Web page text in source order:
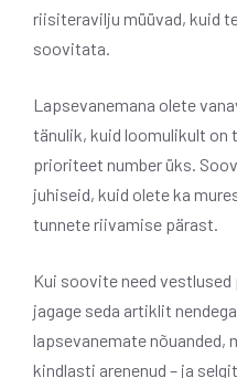
riisiteravilju müüvad, kuid
soovitata.
Lapsevanemana olete
tänulik, kuid loomulikult on
prioriteet number üks.
juhiseid, kuid olete ka
tunnete riivamise pärast.
Kui soovite need
jagage seda artiklit
lapsevanemate nõuanded,
kindlasti arenenud – ja